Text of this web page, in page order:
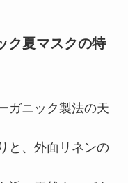
ク夏マスクの特
ガニック製法の天
と、外面リネンの